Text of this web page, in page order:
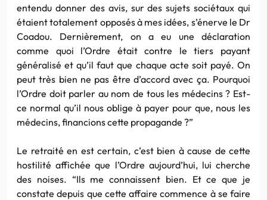
entendu donner des avis, sur des sujets sociétaux qui
étaient totalement opposés à mes idées, s’énerve le Dr
Coadou. Dernièrement, on a eu une déclaration
comme quoi l’Ordre était contre le tiers payant
généralisé et qu’il faut que chaque acte soit payé. On
peut très bien ne pas être d’accord avec ça. Pourquoi
l’Ordre doit parler au nom de tous les médecins ? Est-
ce normal qu’il nous oblige à payer pour que, nous les
médecins, financions cette propagande ?”
Le retraité en est certain, c’est bien à cause de cette
hostilité affichée que l’Ordre aujourd’hui, lui cherche
des noises. “Ils me connaissent bien. Et ce que je
constate depuis que cette affaire commence à se faire